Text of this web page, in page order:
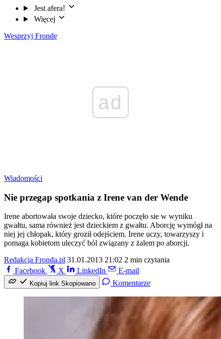
Jest afera!
Więcej
Wesprzyj Frondę
ad
Wiadomości
Nie przegap spotkania z Irene van der Wende
Irene abortowała swoje dziecko, które poczęło sie w wyniku
gwałtu, sama również jest dzieckiem z gwałtu. Aborcję wymógł na
niej jej chłopak, który groził odejściem. Irene uczy, towarzyszy i
pomaga kobietom uleczyć ból związany z żalem po aborcji.
Redakcja Fronda.pl 31.01.2013 21:02 2 min czytania
Facebook
X LinkedIn E-mail
Kopiuj link Skopiowano Komentarze